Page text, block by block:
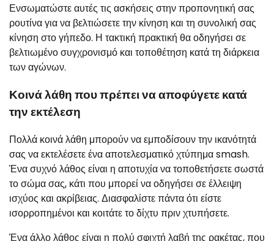
Ενσωματώστε αυτές τις ασκήσεις στην προπονητική σας
ρουτίνα για να βελτιώσετε την κίνηση και τη συνολική σας
κίνηση στο γήπεδο. Η τακτική πρακτική θα οδηγήσει σε
βελτιωμένο συγχρονισμό και τοποθέτηση κατά τη διάρκεια
των αγώνων.
Κοινά λάθη που πρέπει να αποφύγετε κατά
την εκτέλεση
Πολλά κοινά λάθη μπορούν να εμποδίσουν την ικανότητά
σας να εκτελέσετε ένα αποτελεσματικό χτύπημα smash.
Ένα συχνό λάθος είναι η αποτυχία να τοποθετήσετε σωστά
το σώμα σας, κάτι που μπορεί να οδηγήσει σε έλλειψη
ισχύος και ακρίβειας. Διασφαλίστε πάντα ότι είστε
ισορροπημένοι και κοιτάτε το δίχτυ πριν χτυπήσετε.
Ένα άλλο λάθος είναι η πολύ σφιχτή λαβή της ρακέτας, που